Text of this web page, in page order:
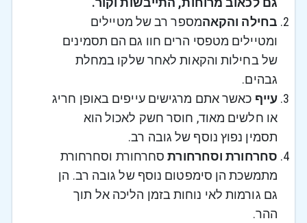
בחילה והקאהמספר רב של מטיילים
ומטיילים מטפסי הרים חוו גם הם תסמינים
של בחילות והקאות לאחר שלקו במחלת
גבהים.
עייף כאשר אתם מרגישים עייפים באופן חריג
או חלשים מאוד, חוסר חשק לאכול הוא
תסמין נפוץ נוסף של גובה רב.
סחרחורת וסחרחורתסחרחורת וסחרחורת
מתמשכת הן סימפטום נוסף של גובה רב. הן
גם גורמות לאי נוחות בזמן הליכה אל תוך
ההר.